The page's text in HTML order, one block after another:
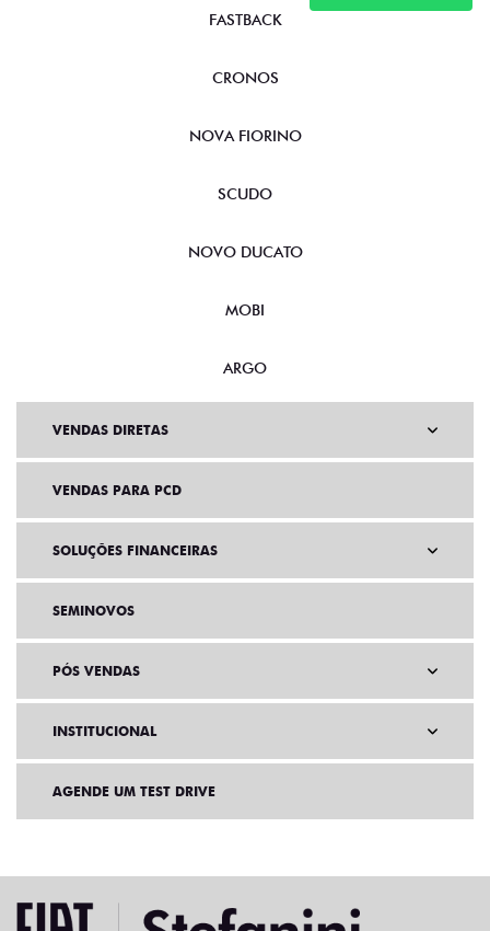
FASTBACK
CRONOS
NOVA FIORINO
SCUDO
NOVO DUCATO
MOBI
ARGO
VENDAS DIRETAS
VENDAS PARA PCD
SOLUÇÕES FINANCEIRAS
SEMINOVOS
PÓS VENDAS
INSTITUCIONAL
AGENDE UM TEST DRIVE